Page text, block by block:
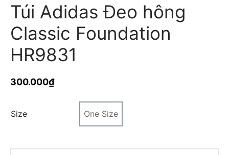
Túi Adidas Đeo hông
Classic Foundation
HR9831
300.000₫
Size One Size